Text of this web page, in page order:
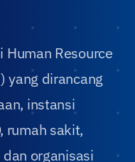
Resource
yang dirancang
instansi
rumah sakit,
organisasi